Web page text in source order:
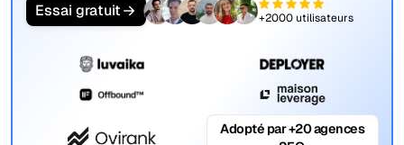
Essai gratuit +2000 utilisateurs
Adopté par +20 agences